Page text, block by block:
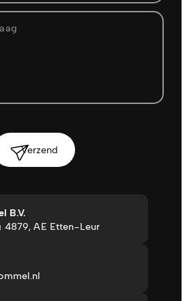
Verzend
B.V.
4879, AE Etten-Leur